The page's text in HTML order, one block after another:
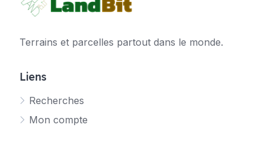
Terrains et parcelles partout dans le monde.
Liens
Recherches
Mon compte